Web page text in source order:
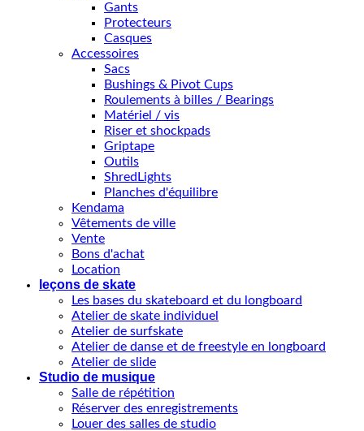
Gants
Protecteurs
Casques
Accessoires
Sacs
Bushings & Pivot Cups
Roulements à billes / Bearings
Matériel / vis
Riser et shockpads
Griptape
Outils
ShredLights
Planches d'équilibre
Kendama
Vêtements de ville
Vente
Bons d'achat
Location
leçons de skate
Les bases du skateboard et du longboard
Atelier de skate individuel
Atelier de surfskate
Atelier de danse et de freestyle en longboard
Atelier de slide
Studio de musique
Salle de répétition
Réserver des enregistrements
Louer des salles de studio